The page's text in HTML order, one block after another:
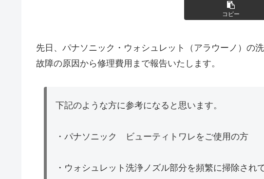
コピー
先日、パナソニック・ウォシュレット（アラウーノ）の
故障の原因から修理費用まで報告いたします。
下記のような方に参考になると思います。
・パナソニック ビューティトワレをご使用の方
・ウォシュレット洗浄ノズル部分を頻繁に掃除され